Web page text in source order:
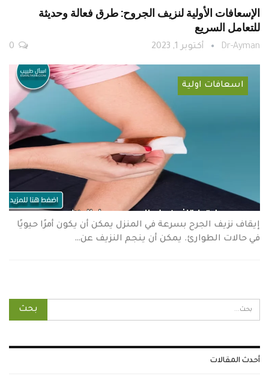
الإسعافات الأولية لنزيف الجروح: طرق فعالة وحديثة
للتعامل السريع
Dr-Ayman أكتوبر 1, 2023
اسعافات اولية
إيقاف نزيف الجرح بسرعة في المنزل يمكن أن يكون أمرًا حيويًا
في حالات الطوارئ. يمكن أن ينجم النزيف عن…
أحدث المقالات